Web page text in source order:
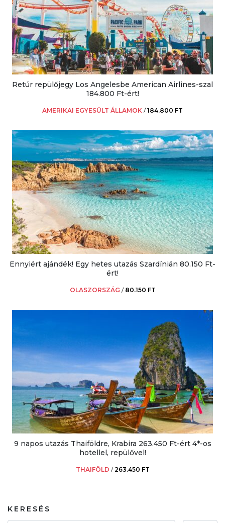
Retúr repülőjegy Los Angelesbe American Airlines-szal
184.800 Ft-ért!
AMERIKAI EGYESÜLT ÁLLAMOK /184.800 FT
Ennyiért ajándék! Egy hetes utazás Szardínián 80.150 Ft-
ért!
OLASZORSZÁG / 80.150 FT
9 napos utazás Thaiföldre, Krabira 263.450 Ft-ért 4*-os
hotellel, repülővel!
THAIFÖLD /263.450 FT
KERESÉS